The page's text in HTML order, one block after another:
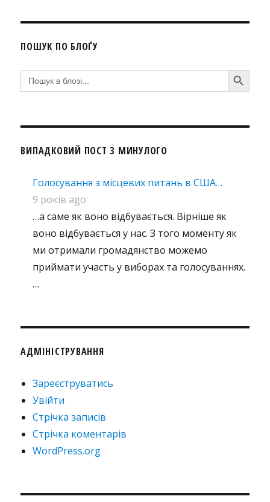
ПОШУК ПО БЛОҐУ
Search
for:
SEARCH BUTTON
ВИПАДКОВИЙ ПОСТ З МИНУЛОГО
Голосування з місцевих питань в США…
9 років ago
…а саме як воно відбувається. Вірніше як
воно відбувається у нас. З того моменту як
ми отримали громадянство можемо
приймати участь у виборах та голосуваннях.
…
АДМІНІСТРУВАННЯ
Зареєструватись
Увійти
Стрічка записів
Стрічка коментарів
WordPress.org